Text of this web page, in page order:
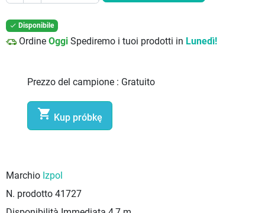
 Disponibile
Ordine Oggi Spediremo i tuoi prodotti in Lunedì!
Prezzo del campione : Gratuito
 Kup próbkę
Marchio Izpol
N. prodotto 41727